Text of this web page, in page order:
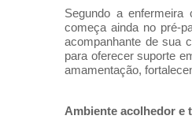
Segundo a enfermeira
começa ainda no pré-
acompanhante de sua
para oferecer suporte
amamentação,
Ambiente acolhedor e